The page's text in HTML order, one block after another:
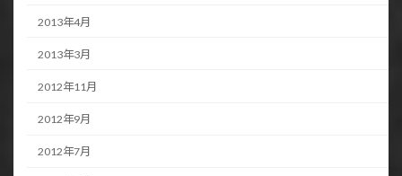
2013年4月
2013年3月
2012年11月
2012年9月
2012年7月